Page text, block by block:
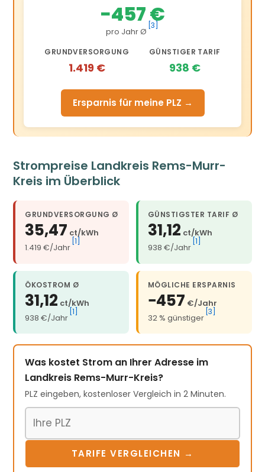
−457 €
pro Jahr Ø
[3]
GRUNDVERSORGUNG
1.419 €
GÜNSTIGER TARIF
938 €
Ersparnis für meine PLZ →
Strompreise Landkreis Rems-Murr-
Kreis im Überblick
GRUNDVERSORGUNG Ø
35,47 ct/kWh
1.419 €/Jahr
[1]
GÜNSTIGSTER TARIF Ø
31,12 ct/kWh
938 €/Jahr
[1]
ÖKOSTROM Ø
31,12 ct/kWh
938 €/Jahr
[1]
MÖGLICHE ERSPARNIS
−457 €/Jahr
32 % günstiger
[3]
Was kostet Strom an Ihrer Adresse im
Landkreis Rems-Murr-Kreis?
PLZ eingeben, kostenloser Vergleich in 2 Minuten.
TARIFE VERGLEICHEN →